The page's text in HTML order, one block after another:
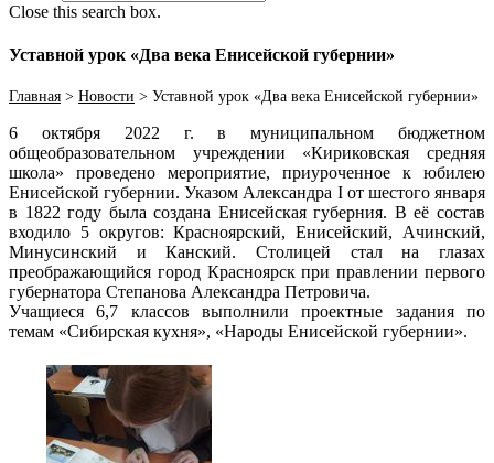
Close this search box.
Уставной урок «Два века Енисейской губернии»
Главная > Новости > Уставной урок «Два века Енисейской губернии»
6 октября 2022 г. в муниципальном бюджетном
общеобразовательном учреждении «Кириковская средняя
школа» проведено мероприятие, приуроченное к юбилею
Енисейской губернии. Указом Александра I от шестого января
в 1822 году была создана Енисейская губерния. В её состав
входило 5 округов: Красноярский, Енисейский, Ачинский,
Минусинский и Канский. Столицей стал на глазах
преображающийся город Красноярск при правлении первого
губернатора Степанова Александра Петровича.
Учащиеся 6,7 классов выполнили проектные задания по
темам «Сибирская кухня», «Народы Енисейской губернии».